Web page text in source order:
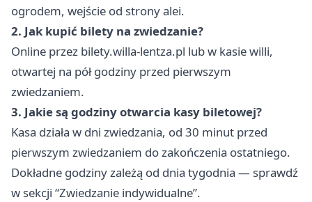
ogrodem, wejście od strony alei.
2. Jak kupić bilety na zwiedzanie?
Online przez bilety.willa-lentza.pl lub w kasie willi,
otwartej na pół godziny przed pierwszym
zwiedzaniem.
3. Jakie są godziny otwarcia kasy biletowej?
Kasa działa w dni zwiedzania, od 30 minut przed
pierwszym zwiedzaniem do zakończenia ostatniego.
Dokładne godziny zależą od dnia tygodnia — sprawdź
w sekcji “Zwiedzanie indywidualne”.